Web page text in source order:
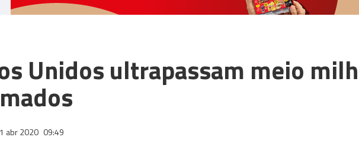
Unidos ultrapassam meio
abr 2020 09:49